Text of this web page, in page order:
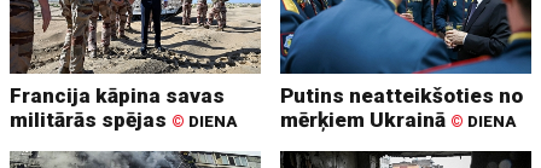
Francija kāpina savas
militārās spējas © DIENA
Putins neatteikšoties no
mērķiem Ukrainā © DIENA